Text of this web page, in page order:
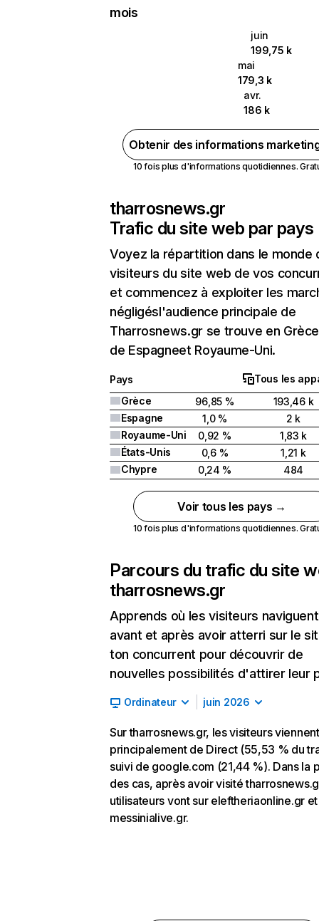
mois
juin
199,75 k
mai
179,3 k
avr.
186 k
Obtenir des informations
10 fois plus d'informations quotidiennes.
tharrosnews.gr
Trafic du site web par pays
Voyez la répartition dans le monde
visiteurs du site web de vos
et commencez à exploiter les
négligésl'audience principale de
Tharrosnews.gr se trouve en
de Espagneet Royaume-Uni.
Pays
Tous les
Grèce
96,85 %
193,46 k
Espagne
1,0 %
2 k
Royaume-Uni
0,92 %
1,83 k
États-Unis
0,6 %
1,21 k
Chypre
0,24 % 484
Voir tous les pays →
10 fois plus d'informations quotidiennes.
Parcours du trafic du site
tharrosnews.gr
Apprends où les visiteurs naviguent
avant et après avoir atterri sur le
ton concurrent pour découvrir de
nouvelles possibilités d'attirer leur
Ordinateur juin 2026
Sur tharrosnews.gr, les visiteurs viennent
principalement de Direct (55,53 % du
suivi de google.com (21,44 %). Dans la
des cas, après avoir visité
utilisateurs vont sur eleftheriaonline.gr et
messinialive.gr.